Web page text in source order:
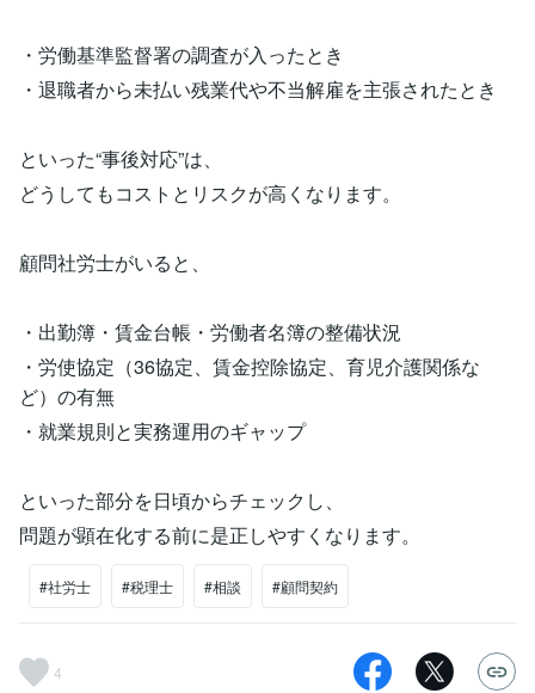
・労働基準監督署の調査が入ったとき
・退職者から未払い残業代や不当解雇を主張されたとき
といった“事後対応”は、
どうしてもコストとリスクが高くなります。
顧問社労士がいると、
・出勤簿・賃金台帳・労働者名簿の整備状況
・労使協定（36協定、賃金控除協定、育児介護関係な
ど）の有無
・就業規則と実務運用のギャップ
といった部分を日頃からチェックし、
問題が顕在化する前に是正しやすくなります。
#社労士 #税理士 #相談 #顧問契約
4